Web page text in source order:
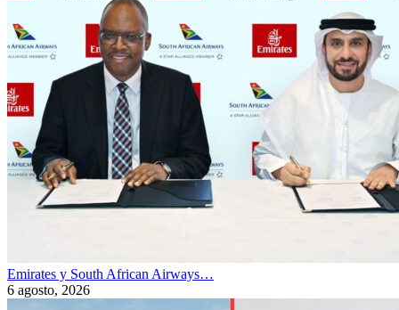
Emirates y South African Airways…
6 agosto, 2026